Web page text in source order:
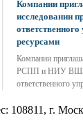
Компании
исследовании
ресурсами
Компании
РСПП и НИУ ВШЭ
ответственного
108811 , г.